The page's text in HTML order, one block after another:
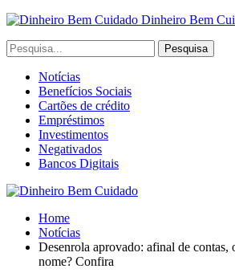
Dinheiro Bem
Notícias
Benefícios Sociais
Cartões de crédito
Empréstimos
Investimentos
Negativados
Bancos Digitais
Home
Notícias
Desenrola aprovado: afinal de contas,
nome? Confira